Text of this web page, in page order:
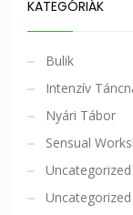
KATEGÓRIÁK
Bulik
Intenzív
Nyári Tábor
Sensual
Uncategorized
Uncategorized